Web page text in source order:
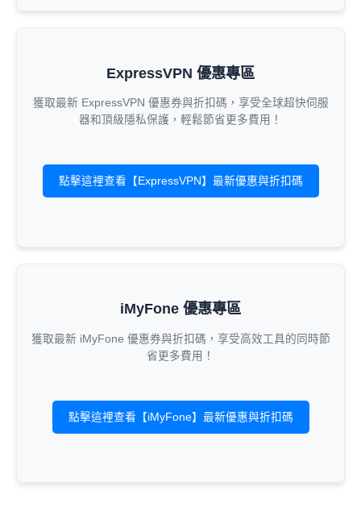
ExpressVPN 優惠專區
獲取最新 ExpressVPN 優惠券與折扣碼，享受全球超快伺服
器和頂級隱私保護，輕鬆節省更多費用！
點擊這裡查看【ExpressVPN】最新優惠與折扣碼
iMyFone 優惠專區
獲取最新 iMyFone 優惠券與折扣碼，享受高效工具的同時節
省更多費用！
點擊這裡查看【iMyFone】最新優惠與折扣碼